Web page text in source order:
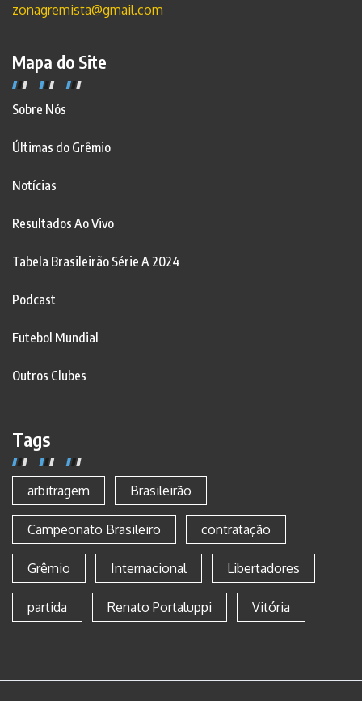
zonagremista@gmail.com
Mapa do Site
Sobre Nós
Últimas do Grêmio
Notícias
Resultados Ao Vivo
Tabela Brasileirão Série A 2024
Podcast
Futebol Mundial
Outros Clubes
Tags
arbitragem Brasileirão
Campeonato Brasileiro contratação
Grêmio Internacional Libertadores
partida Renato Portaluppi Vitória